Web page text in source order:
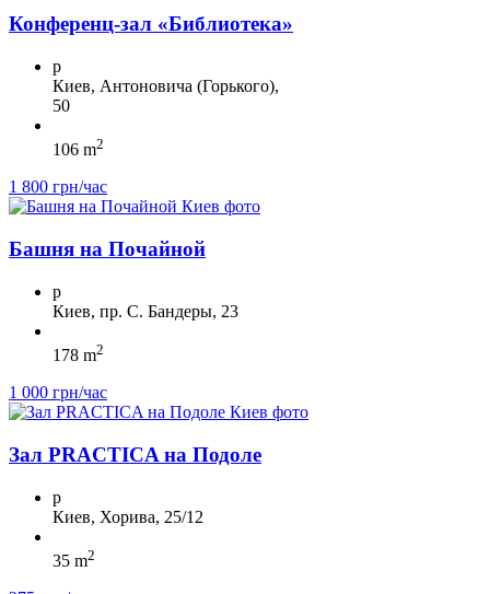
Конференц-зал «Библиотека»
p
Киев, Антоновича (Горького),
50
106 m2
1 800 грн/час
Башня на Почайной
p
Киев, пр. С. Бандеры, 23
178 m2
1 000 грн/час
Зал PRACTICA на Подоле
p
Киев, Хорива, 25/12
35 m2